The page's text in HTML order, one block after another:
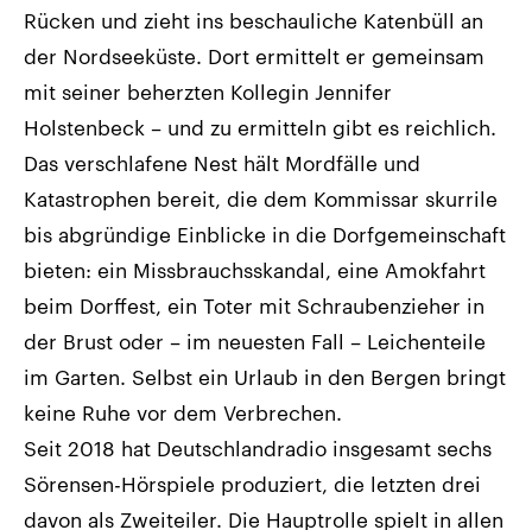
Rücken und zieht ins beschauliche Katenbüll an
der Nordseeküste. Dort ermittelt er gemeinsam
mit seiner beherzten Kollegin Jennifer
Holstenbeck – und zu ermitteln gibt es reichlich.
Das verschlafene Nest hält Mordfälle und
Katastrophen bereit, die dem Kommissar skurrile
bis abgründige Einblicke in die Dorfgemeinschaft
bieten: ein Missbrauchsskandal, eine Amokfahrt
beim Dorffest, ein Toter mit Schraubenzieher in
der Brust oder – im neuesten Fall – Leichenteile
im Garten. Selbst ein Urlaub in den Bergen bringt
keine Ruhe vor dem Verbrechen.
Seit 2018 hat Deutschlandradio insgesamt sechs
Sörensen-Hörspiele produziert, die letzten drei
davon als Zweiteiler. Die Hauptrolle spielt in allen